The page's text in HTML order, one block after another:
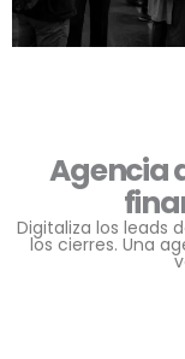
Agencia
Digitaliza los leads
los cierres. Una